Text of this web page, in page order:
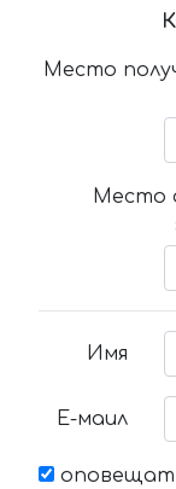
Место
Место
Имя
Е-маил